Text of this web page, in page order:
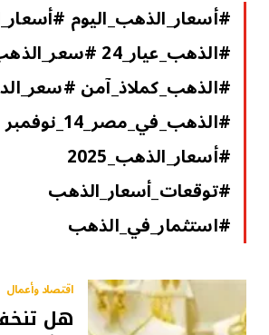
#أسعار_الذهب_اليوم
#الذهب_عيار_24
#الذهب_كملاذ_آمن
#الذهب_في_مصر_14_نوفمبر
#أسعار_الذهب_2025
#توقعات_أسعار_الذهب
#استثمار_في_الذهب
اقتصاد وأعمال
هل